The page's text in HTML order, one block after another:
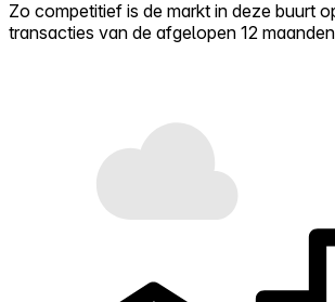
Zo competitief is de markt in deze buurt
transacties van de afgelopen 12